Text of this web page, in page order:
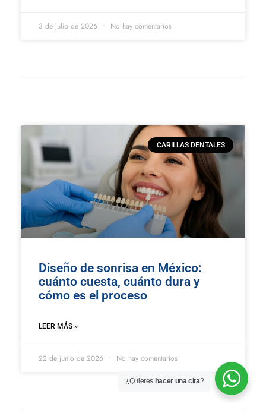
3 de julio de 2026 No hay comentarios
CARILLAS DENTALES
Diseño de sonrisa en México:
cuánto cuesta, cuánto dura y
cómo es el proceso
LEER MÁS »
22 de junio de 2026 No hay comentarios
¿Quieres hacer una cita?